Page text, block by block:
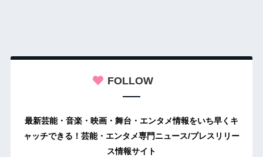
FOLLOW
最新芸能・音楽・映画・舞台・エンタメ情報をいち早くキ
ャッチできる！芸能・エンタメ専門ニュース/プレスリリー
ス情報サイト